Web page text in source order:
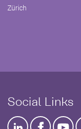
Zürich
Social Links